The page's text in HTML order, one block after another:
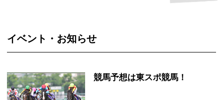
イベント・お知らせ
競馬予想は東スポ競馬！